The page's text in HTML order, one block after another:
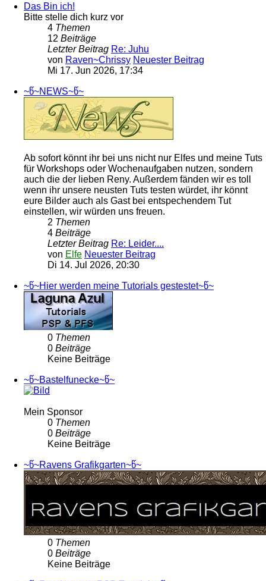
Das Bin ich!
Bitte stelle dich kurz vor
4 Themen
12 Beiträge
Letzter Beitrag Re: Juhu
von Raven~Chrissy Neuester Beitrag
Mi 17. Jun 2026, 17:34
~წ~NEWS~წ~
Ab sofort könnt ihr bei uns nicht nur Elfes und meine Tuts
für Workshops oder Wochenaufgaben nutzen, sondern
auch die der lieben Reny. Außerdem fänden wir es toll
wenn ihr unsere neusten Tuts testen würdet, ihr könnt
eure Bilder auch als Gast bei entspechendem Tut
einstellen, wir würden uns freuen.
2 Themen
4 Beiträge
Letzter Beitrag Re: Leider....
von Elfe Neuester Beitrag
Di 14. Jul 2026, 20:30
~წ~Hier werden meine Tutorials gestestet~წ~
0 Themen
0 Beiträge
Keine Beiträge
~წ~Bastelfunecke~წ~
Mein Sponsor
0 Themen
0 Beiträge
Keine Beiträge
~წ~Ravens Grafikgarten~წ~
0 Themen
0 Beiträge
Keine Beiträge